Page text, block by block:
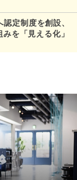
定制度を創設、
を「見える化」